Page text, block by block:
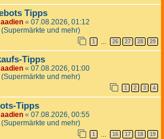
Tipps
« 07.08.2026, 01:12
und mehr)
1 … 26 27 28 29
Tipps
« 07.08.2026, 01:00
und mehr)
1 2 3 4
Tipps
« 07.08.2026, 00:55
und mehr)
1 … 16 17 18 19